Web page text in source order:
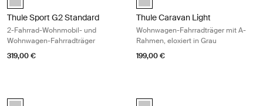
Thule Sport G2 Standard
2-Fahrrad-Wohnmobil- und
Wohnwagen-Fahrradträger
319,00 €
Thule Caravan Light
Wohnwagen-Fahrradträger mit A-
Rahmen, eloxiert in Grau
199,00 €
anodised (selected) anodised (selected)